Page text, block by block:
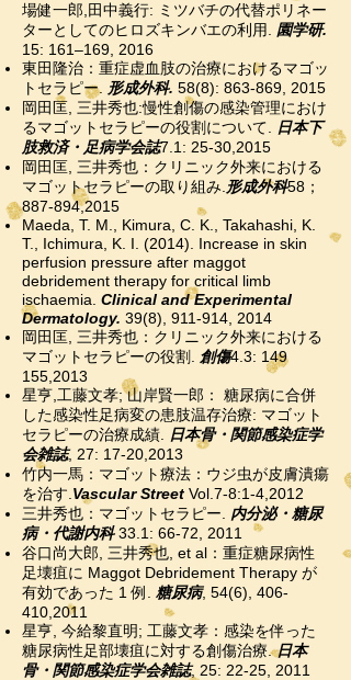
場健一郎,田中義行: ミツバチの代替ポリネー
ターとしてのヒロズキンバエの利用. 園学研.
15: 161–169, 2016
東田隆治：重症虚血肢の治療におけるマゴッ
トセラピー. 形成外科. 58(8): 863-869, 2015
岡田匡, 三井秀也:慢性創傷の感染管理におけ
るマゴットセラピーの役割について.
日本下
肢救済・足病学会誌7.1: 25-30,2015
岡田匡, 三井秀也：クリニック外来における
マゴットセラピーの取り組み. 形成外科58；
887-894,2015
Maeda, T. M., Kimura, C. K., Takahashi, K.
T., Ichimura, K. I. (2014). Increase in skin
perfusion pressure after maggot
debridement therapy for critical limb
ischaemia. Clinical and Experimental
Dermatology. 39(8), 911-914, 2014
岡田匡, 三井秀也：クリニック外来における
マゴットセラピーの役割. 創傷4.3: 149
155,2013
星亨,工藤文孝; 山岸賢一郎： 糖尿病に合併
した感染性足病変の患肢温存治療: マゴット
セラピーの治療成績.
日本骨・関節感染症学
会雑誌, 27: 17-20,2013
竹内一馬：マゴット療法：ウジ虫が皮膚潰瘍
を治す. Vascular Street Vol.7-8:1-4,2012
三井秀也：マゴットセラピー.
内分泌・糖尿
病・代謝内科33.1: 66-72, 2011
谷口尚大郎, 三井秀也, et al：重症糖尿病性
足壊疽に Maggot Debridement Therapy が
有効であった 1 例. 糖尿病, 54(6), 406-
410,2011
星亨, 今給黎直明; 工藤文孝：感染を伴った
糖尿病性足部壊疽に対する創傷治療.日本
骨・関節感染症学会雑誌, 25: 22-25, 2011